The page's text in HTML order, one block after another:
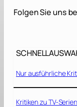
y
S
a
f
f
Folgen Sie uns
Nur ausführliche
Kritiken zu TV-Serien